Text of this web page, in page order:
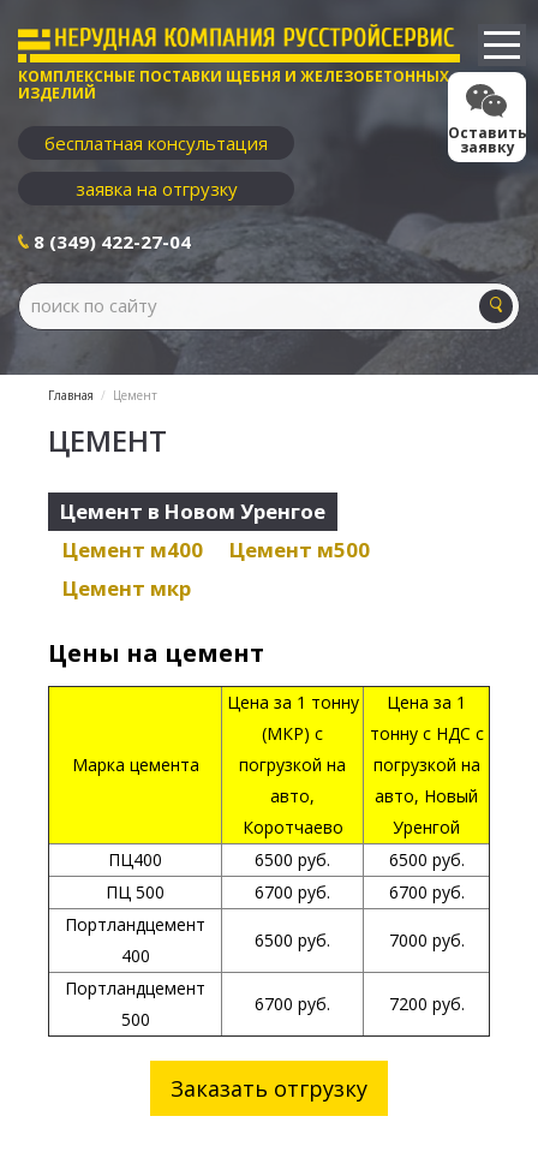
Оставить
заявку
КОМПЛЕКСНЫЕ ПОСТАВКИ ЩЕБНЯ И ЖЕЛЕЗОБЕТОННЫХ
ИЗДЕЛИЙ
бесплатная консультация
заявка на отгрузку
8 (349) 422-27-04
Главная Цемент
ЦЕМЕНТ
Цемент в Новом Уренгое
Цемент м400
Цемент м500
Цемент мкр
Цены на цемент
Марка цемента
Цена за 1 тонну
(МКР) с
погрузкой на
авто,
Коротчаево
Цена за 1
тонну с НДС с
погрузкой на
авто, Новый
Уренгой
ПЦ400
6500 руб.
6500 руб.
ПЦ 500
6700 руб.
6700 руб.
Портландцемент
400
6500 руб. 7000 руб.
Портландцемент
500
6700 руб. 7200 руб.
Заказать отгрузку